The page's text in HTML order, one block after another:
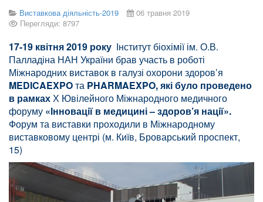
Виставкова діяльність-2019
06 травня 2019
Перегляди: 8797
17-19 квітня 2019 року Інститут біохімії ім. О.В.
Палладіна НАН України брав участь в роботі
Міжнародних виставок в галузі охорони здоров’я
MEDICAEXPOта PHARMAEXPO, які було проведено
в рамкахХ Ювілейного Міжнародного медичного
форуму «Інновації в медицині – здоров’я нації».
Форум та виставки проходили в Міжнародному
виставковому центрі (м. Київ, Броварський проспект,
15)